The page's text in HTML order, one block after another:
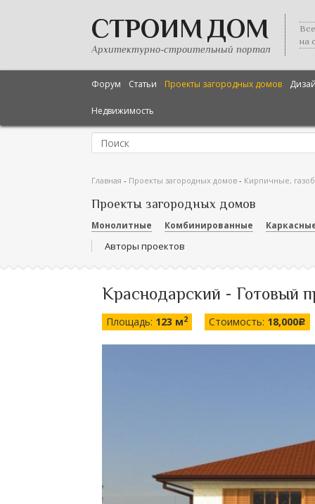
СТРОИМ ДОМ
Архитектурно-строительный портал
на
Форум Статьи Проекты загородных домов
Недвижимость
Главная - Проекты загородных домов - Кирпичные,
Проекты загородных домов
Монолитные Комбинированные
Авторы проектов
Краснодарский - Готовый
Площадь: 123 м2 Стоимость: 18,000c